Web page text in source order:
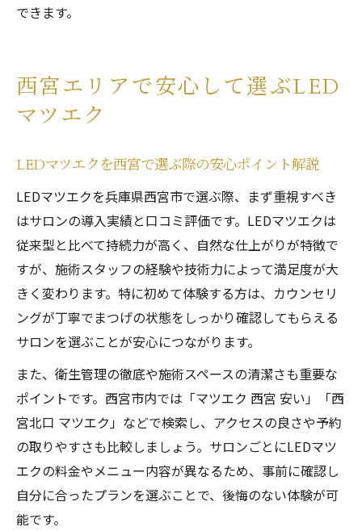
できます。
西宮エリアで安心して選ぶLED
マツエク
LEDマツエクを西宮で選ぶ際の安心ポイント解説
LEDマツエクを兵庫県西宮市で選ぶ際、まず重視すべき
はサロンの導入実績と口コミ評価です。LEDマツエクは
従来型と比べて持続力が高く、自然な仕上がりが特徴で
すが、施術スタッフの経験や技術力によって満足度が大
きく変わります。特に初めて体験する方は、カウンセリ
ングが丁寧でまつげの状態をしっかり確認してもらえる
サロンを選ぶことが安心につながります。
また、衛生管理の徹底や施術スペースの清潔さも重要な
ポイントです。西宮市内では「マツエク 西宮 安い」「西
宮北口 マツエク」などで検索し、アクセスの良さや予約
の取りやすさも比較しましょう。サロンごとにLEDマツ
エクの料金やメニュー内容が異なるため、事前に確認し
自分に合ったプランを選ぶことで、後悔のない体験が可
能です。